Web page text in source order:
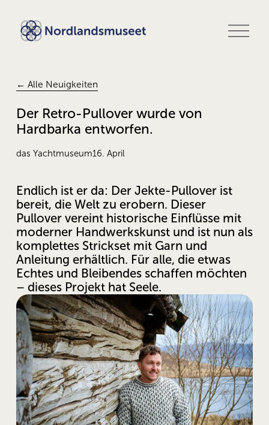
M
e
← Alle Neuigkeiten
Der Retro-Pullover wurde von
Hardbarka entworfen.
das Yachtmuseum16. April
Endlich ist er da: Der Jekte-Pullover ist
bereit, die Welt zu erobern. Dieser
Pullover vereint historische Einflüsse mit
moderner Handwerkskunst und ist nun als
komplettes Strickset mit Garn und
Anleitung erhältlich. Für alle, die etwas
Echtes und Bleibendes schaffen möchten
– dieses Projekt hat Seele.